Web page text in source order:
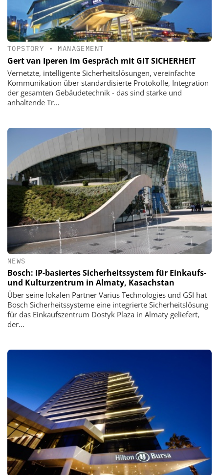
TOPSTORY • MANAGEMENT
Gert van Iperen im Gespräch mit GIT SICHERHEIT
Vernetzte, intelligente Sicherheitslösungen, vereinfachte
Kommunikation über standardisierte Protokolle, Integration
der gesamten Gebäudetechnik - das sind starke und
anhaltende Tr...
NEWS
Bosch: IP-basiertes Sicherheitssystem für Einkaufs-
und Kulturzentrum in Almaty, Kasachstan
Über seine lokalen Partner Varius Technologies und GSI hat
Bosch Sicherheitssysteme eine integrierte Sicherheitslösung
für das Einkaufszentrum Dostyk Plaza in Almaty geliefert,
der...